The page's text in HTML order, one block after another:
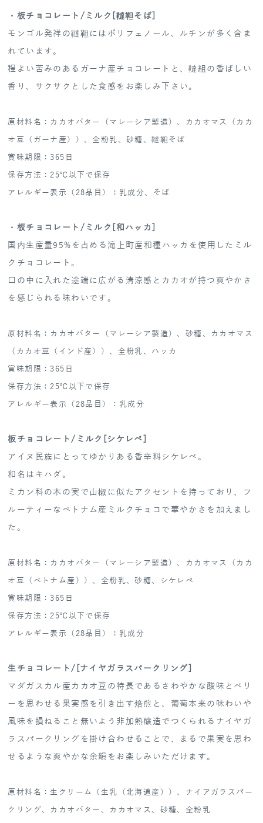
・板チョコレート/ミルク[韃靼そば]
モンゴル発祥の韃靼にはポリフェノール、ルチンが多く含ま
れています。
程よい苦みのあるガーナ産チョコレートと、韃組の香ばしい
香り、サクサクとした食感をお楽しみ下さい。
原材料名：カカオバター（マレーシア製造）、カカオマス（カカ
オ豆（ガーナ産））、全粉乳、砂糖、韃靼そば
賞味期限：365日
保存方法：25℃以下で保存
アレルギー表示（28品目）：乳成分、そば
・板チョコレート/ミルク[和ハッカ]
国内生産量95%を占める滝上町産和種ハッカを使用したミル
クチョコレート。
口の中に入れた途端に広がる清涼感とカカオが持つ爽やかさ
を感じられる味わいです。
原材料名：カカオバター（マレーシア製造）、砂糖、カカオマス
（カカオ豆（インド産））、全粉乳、ハッカ
賞味期限：365日
保存方法：25℃以下で保存
アレルギー表示（28品目）：乳成分
板チョコレート/ミルク[シケレペ]
アイヌ民族にとってゆかりある香辛料シケレペ。
和名はキハダ。
ミカン科の木の実で山椒に似たアクセントを持っており、フ
ルーティーなベトナム産ミルクチョコで華やかさを加えまし
た。
原材料名：カカオバター（マレーシア製造）、カカオマス（カカ
オ豆（ベトナム産））、全粉乳、砂糖、シケレペ
賞味期限：365日
保存方法：25℃以下で保存
アレルギー表示（28品目）：乳成分
生チョコレート/[ナイヤガラスパークリング]
マダガスカル産カカオ豆の特長であるさわやかな酸味とベリ
ーを思わせる果実感を引き出す焙煎と、葡萄本来の味わいや
風味を損ねること無いよう非加熱醸造でつくられるナイヤガ
ラスパークリングを掛け合わせることで、まるで果実を思わ
せるような爽やかな余韻をお楽しみいただけます。
原材料名：生クリーム（生乳（北海道産））、ナイアガラスパー
クリング、カカオバター、カカオマス、砂糖、全粉乳